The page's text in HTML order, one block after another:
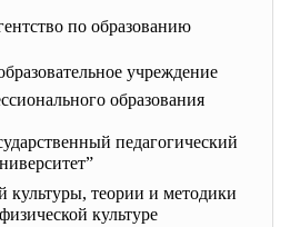
по образованию
учреждение
образования
педагогический
культуры, теории и методики
культуре